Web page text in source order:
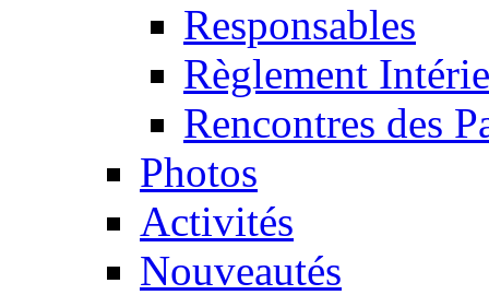
Responsables
Règlement
Rencontres des
Photos
Activités
Nouveautés